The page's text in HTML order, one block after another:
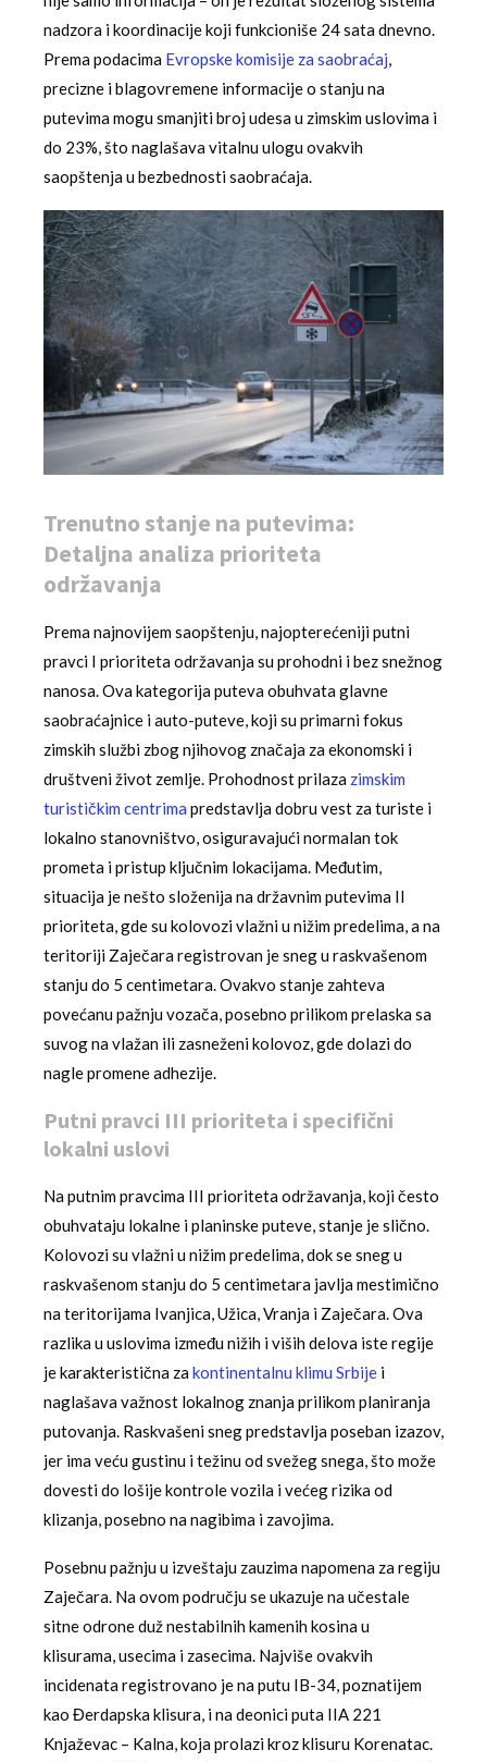
nadzora i koordinacije koji funkcioniše 24 sata dnevno.
Prema podacima Evropske komisije za saobraćaj,
precizne i blagovremene informacije o stanju na
putevima mogu smanjiti broj udesa u zimskim uslovima i
do 23%, što naglašava vitalnu ulogu ovakvih
saopštenja u bezbednosti saobraćaja.
Trenutno stanje na putevima:
Detaljna analiza prioriteta
održavanja
Prema najnovijem saopštenju, najopterećeniji putni
pravci I prioriteta održavanja su prohodni i bez snežnog
nanosa. Ova kategorija puteva obuhvata glavne
saobraćajnice i auto-puteve, koji su primarni fokus
zimskih službi zbog njihovog značaja za ekonomski i
društveni život zemlje. Prohodnost prilaza zimskim
turističkim centrima predstavlja dobru vest za turiste i
lokalno stanovništvo, osiguravajući normalan tok
prometa i pristup ključnim lokacijama. Međutim,
situacija je nešto složenija na državnim putevima II
prioriteta, gde su kolovozi vlažni u nižim predelima, a na
teritoriji Zaječara registrovan je sneg u raskvašenom
stanju do 5 centimetara. Ovakvo stanje zahteva
povećanu pažnju vozača, posebno prilikom prelaska sa
suvog na vlažan ili zasneženi kolovoz, gde dolazi do
nagle promene adhezije.
Putni pravci III prioriteta i specifični
lokalni uslovi
Na putnim pravcima III prioriteta održavanja, koji često
obuhvataju lokalne i planinske puteve, stanje je slično.
Kolovozi su vlažni u nižim predelima, dok se sneg u
raskvašenom stanju do 5 centimetara javlja mestimično
na teritorijama Ivanjica, Užica, Vranja i Zaječara. Ova
razlika u uslovima između nižih i viših delova iste regije
je karakteristična zakontinentalnu klimu Srbije i
naglašava važnost lokalnog znanja prilikom planiranja
putovanja. Raskvašeni sneg predstavlja poseban izazov,
jer ima veću gustinu i težinu od svežeg snega, što može
dovesti do lošije kontrole vozila i većeg rizika od
klizanja, posebno na nagibima i zavojima.
Posebnu pažnju u izveštaju zauzima napomena za regiju
Zaječara. Na ovom području se ukazuje na učestale
sitne odrone duž nestabilnih kamenih kosina u
klisurama, usecima i zasecima. Najviše ovakvih
incidenata registrovano je na putu IB-34, poznatijem
kao Đerdapska klisura, i na deonici puta IIA 221
Knjaževac – Kalna, koja prolazi kroz klisuru Korenatac.